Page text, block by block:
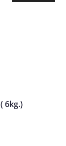
6kg.)